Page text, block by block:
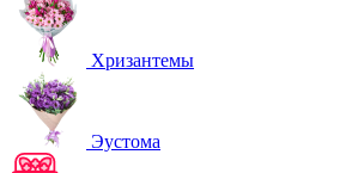
Хризантемы
Эустома